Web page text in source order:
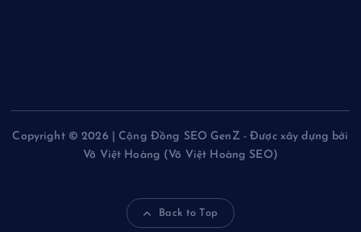
Copyright © 2026 | Cộng Đồng SEO GenZ - Được xây dựng bởi
Võ Việt Hoàng (Võ Việt Hoàng SEO)
Back to Top